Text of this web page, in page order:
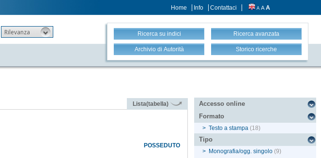
Home Info Contattaci A A A
Rilevanza Ricerca su indici Ricerca avanzata
Archivio di Autorità Storico ricerche
Lista(tabella)
POSSEDUTO
Accesso online
Formato
> Testo a stampa (18)
Tipo
> Monografia/ogg. singolo (9)